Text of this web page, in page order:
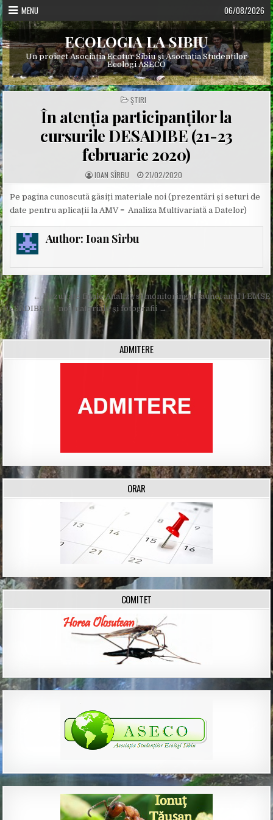
Skip
to
content
MENU 06/08/2026
ECOLOGIA LA SIBIU
Un proiect Asociația Ecotur Sibiu și Asociația Studenților
Ecologi ASECO
POSTED
IN
ŞTIRI
În atenția participanților la
cursurile DESADIBE (21-23
februarie 2020)
A
U
H
O
R
IOAN SÎRBU P
U
L
S
E
:
21/02/2020
Pe pagina cunoscută găsiți materiale noi (prezentări și seturi de
date pentru aplicații la AMV = Analiza Multivariată a Datelor)
Author: Ioan Sîrbu
Post
navigation
← Rezultate finale Analiza si monitoringul faunei anul I EMSE
DESADIBE 1 – noi materiale și fotografii →
ADMITERE
ORAR
COMITET